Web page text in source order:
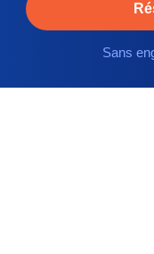
Sans